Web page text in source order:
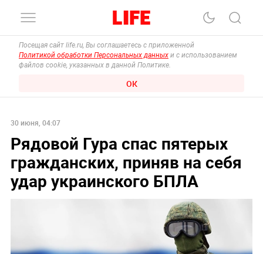
Посещая сайт life.ru, Вы соглашаетесь с приложенной
Политикой обработки Персональных данных и с использованием
файлов cookie, указанных в данной Политике.
ОК
30 июня, 04:07
Рядовой Гура спас пятерых
гражданских, приняв на себя
удар украинского БПЛА